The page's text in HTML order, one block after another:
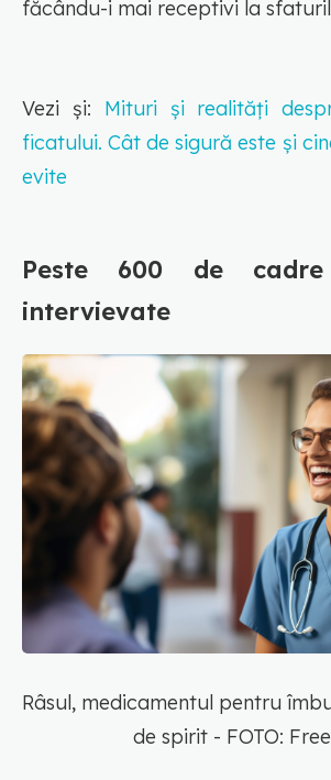
făcându-i mai receptivi la
Vezi și: Mituri și realități
ficatului. Cât de sigură este și
evite
Peste 600 de cadre
intervievate
Râsul, medicamentul pentru
de spirit - FOTO: